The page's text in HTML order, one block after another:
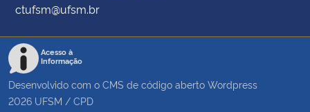
ctufsm@ufsm.br
Acesso à
Informação
Desenvolvido com o CMS de código aberto Wordpress
2026 UFSM / CPD